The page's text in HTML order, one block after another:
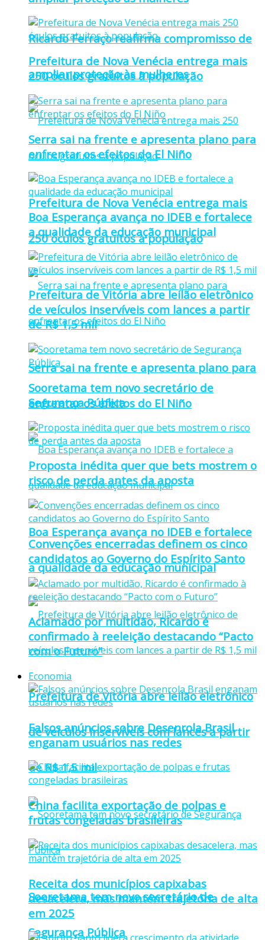
Ricardo Ferraço reafirma compromisso de
ampliar proteção às mulheres
Prefeitura de Nova Venécia entrega mais
250 óculos gratuitos à população
Serra sai na frente e apresenta plano para
enfrentar os efeitos do El Niño
Boa Esperança avança no IDEB e fortalece
a qualidade da educação municipal
Prefeitura de Vitória abre leilão eletrônico
de veículos inservíveis com lances a partir
de R$ 1,5 mil
Sooretama tem novo secretário de
Segurança Pública
Prefeitura de Nova Venécia entrega mais
250 óculos gratuitos à população
Serra sai na frente e apresenta plano para
enfrentar os efeitos do El Niño
Boa Esperança avança no IDEB e fortalece
a qualidade da educação municipal
Prefeitura de Vitória abre leilão eletrônico
de veículos inservíveis com lances a partir
de R$ 1,5 mil
Sooretama tem novo secretário de
Segurança Pública
Proposta inédita quer que bets mostrem o
risco de perda antes da aposta
Convenções encerradas definem os cinco
candidatos ao Governo do Espírito Santo
Aclamado por multidão, Ricardo é
confirmado à reeleição destacando “Pacto
com o Futuro”
Economia
Falsos anúncios sobre Desenrola Brasil
enganam usuários nas redes
China facilita exportação de polpas e
frutas congeladas brasileiras
Receita dos municípios capixabas
desacelera, mas mantém trajetória de alta
em 2025